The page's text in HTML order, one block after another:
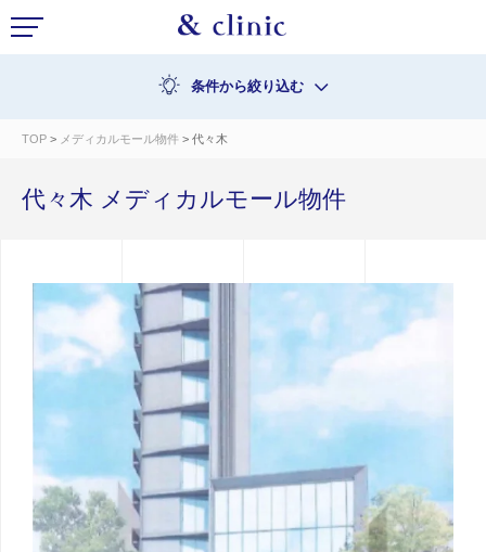
条件から絞り込む
TOP > メディカルモール物件 > 代々木
代々木 メディカルモール物件